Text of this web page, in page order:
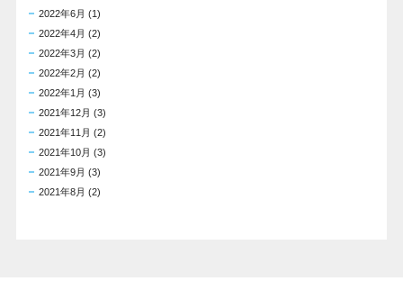
2022年6月 (1)
2022年4月 (2)
2022年3月 (2)
2022年2月 (2)
2022年1月 (3)
2021年12月 (3)
2021年11月 (2)
2021年10月 (3)
2021年9月 (3)
2021年8月 (2)